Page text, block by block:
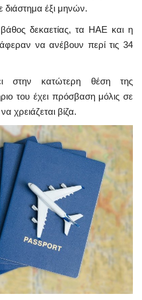
έξι μηνών.
δεκαετίας, τα ΗΑΕ και η
να ανέβουν περί τις 34
στην κατώτερη θέση της
του έχει πρόσβαση μόλις σε
χρειάζεται βίζα.